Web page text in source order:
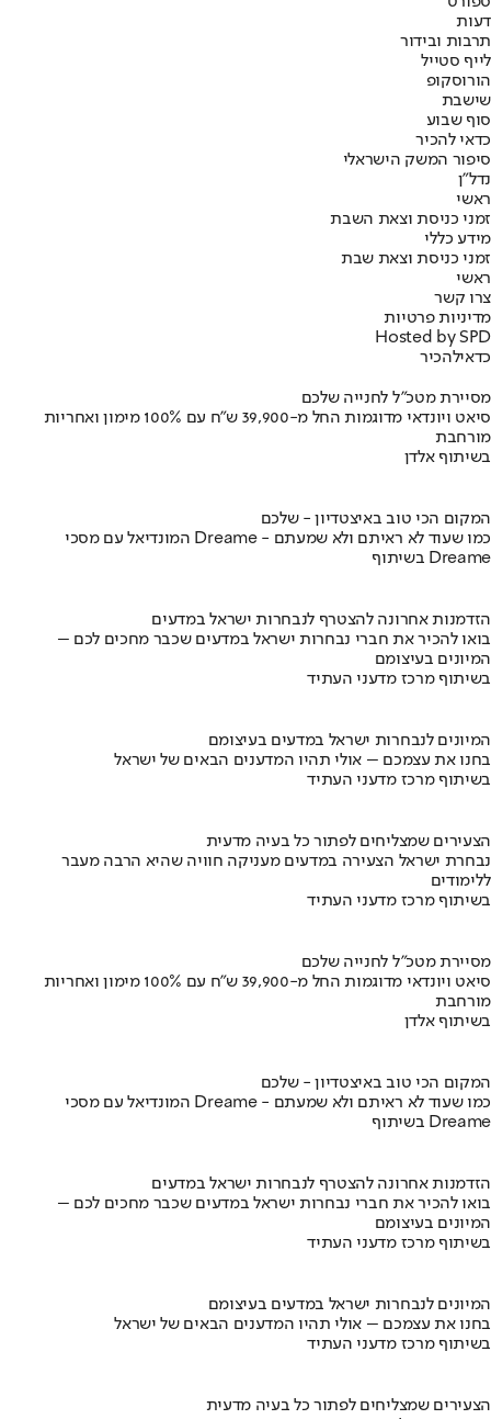
דעות
תרבות ובידור
לייף סטייל
הורוסקופ
שישבת
סוף שבוע
כדאי להכיר
סיפור המשק הישראלי
נדל"ן
ראשי
זמני כניסת וצאת השבת
מידע כללי
זמני כניסת וצאת שבת
ראשי
צרו קשר
מדיניות פרטיות
Hosted by SPD
כדאילהכיר
מסיירת מטכ"ל לחנייה שלכם
סיאט ויונדאי מדוגמות החל מ-39,900 ש״ח עם 100% מימון ואחריות
מורחבת
בשיתוף אלדן
המקום הכי טוב באיצטדיון - שלכם
המונדיאל עם מסכי Dreame - כמו שעוד לא ראיתם ולא שמעתם
בשיתוף Dreame
הזדמנות אחרונה להצטרף לנבחרות ישראל במדעים
בואו להכיר את חברי נבחרות ישראל במדעים שכבר מחכים לכם –
המיונים בעיצומם
בשיתוף מרכז מדעני העתיד
המיונים לנבחרות ישראל במדעים בעיצומם
בחנו את עצמכם – אולי תהיו המדענים הבאים של ישראל
בשיתוף מרכז מדעני העתיד
הצעירים שמצליחים לפתור כל בעיה מדעית
נבחרת ישראל הצעירה במדעים מעניקה חוויה שהיא הרבה מעבר
ללימודים
בשיתוף מרכז מדעני העתיד
מסיירת מטכ"ל לחנייה שלכם
סיאט ויונדאי מדוגמות החל מ-39,900 ש״ח עם 100% מימון ואחריות
מורחבת
בשיתוף אלדן
המקום הכי טוב באיצטדיון - שלכם
המונדיאל עם מסכי Dreame - כמו שעוד לא ראיתם ולא שמעתם
בשיתוף Dreame
הזדמנות אחרונה להצטרף לנבחרות ישראל במדעים
בואו להכיר את חברי נבחרות ישראל במדעים שכבר מחכים לכם –
המיונים בעיצומם
בשיתוף מרכז מדעני העתיד
המיונים לנבחרות ישראל במדעים בעיצומם
בחנו את עצמכם – אולי תהיו המדענים הבאים של ישראל
בשיתוף מרכז מדעני העתיד
הצעירים שמצליחים לפתור כל בעיה מדעית